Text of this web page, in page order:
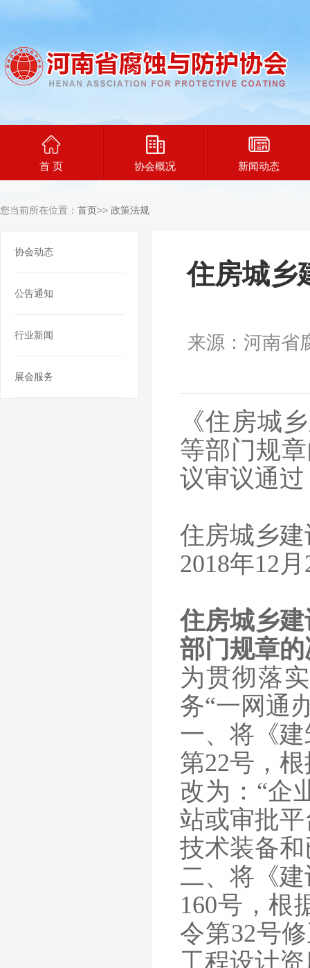
首 页 协会概况 新闻动态
您当前所在位置： 首页>> 政策法规
协会动态
公告通知
行业新闻
展会服务
住房城乡
来源：河南省
《住房城
等部门规
议审议通
住房城乡
2018年12
住房城乡
部门规章
为贯彻落
务“一网通
一、将《
第22号，
改为：“企
站或审批
技术装备
二、将《
160号，根
令第32号
工程设计